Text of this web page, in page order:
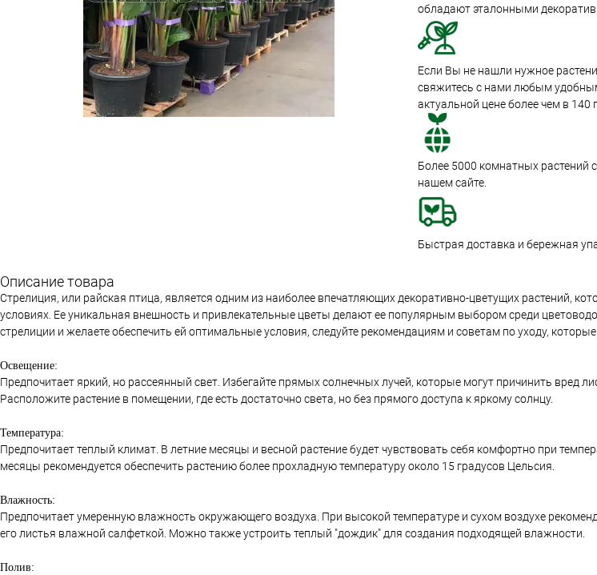
обладают эталонными
Если Вы не нашли нужное
свяжитесь с нами любым
актуальной цене более чем в 140
Более 5000 комнатных растений
нашем сайте.
Быстрая доставка и бережная
Описание товара
Стрелиция, или райская птица, является одним из наиболее впечатляющих декоративно-цветущих растений,
условиях. Ее уникальная внешность и привлекательные цветы делают ее популярным выбором среди
стрелиции и желаете обеспечить ей оптимальные условия, следуйте рекомендациям и советам по уходу,
Освещение:
Предпочитает яркий, но рассеянный свет. Избегайте прямых солнечных лучей, которые могут причинить вред
Расположите растение в помещении, где есть достаточно света, но без прямого доступа к яркому солнцу.
Температура:
Предпочитает теплый климат. В летние месяцы и весной растение будет чувствовать себя комфортно при
месяцы рекомендуется обеспечить растению более прохладную температуру около 15 градусов Цельсия.
Влажность:
Предпочитает умеренную влажность окружающего воздуха. При высокой температуре и сухом воздухе
его листья влажной салфеткой. Можно также устроить теплый "дождик" для создания подходящей влажности.
Полив: